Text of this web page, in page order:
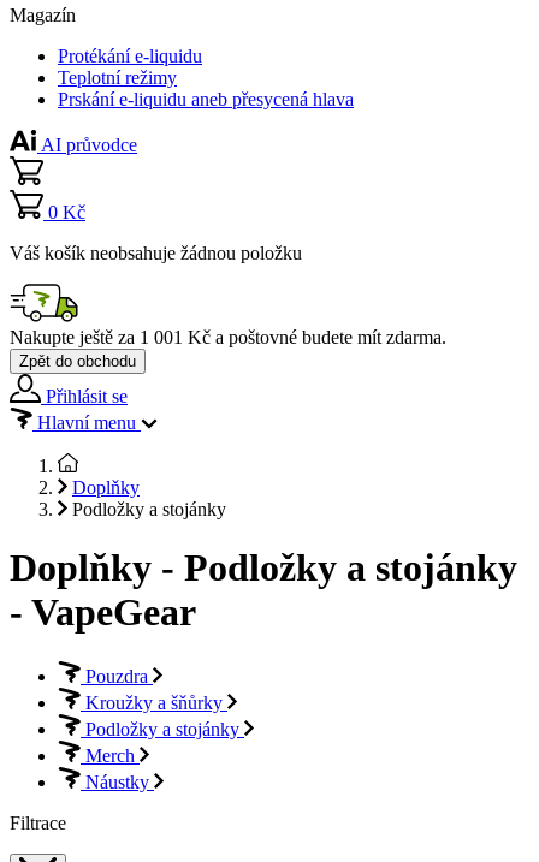
Magazín
Protékání e-liquidu
Teplotní režimy
Prskání e-liquidu aneb přesycená hlava
AI průvodce
0 Kč
Váš košík neobsahuje žádnou položku
Nakupte ještě za 1 001 Kč a poštovné budete mít zdarma.
Zpět do obchodu
Přihlásit se
Hlavní menu
Doplňky
Podložky a stojánky
Doplňky - Podložky a stojánky
- VapeGear
Pouzdra
Kroužky a šňůrky
Podložky a stojánky
Merch
Náustky
Filtrace